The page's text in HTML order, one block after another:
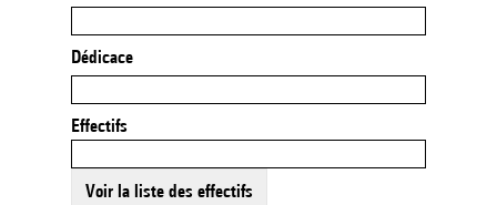
Dédicace
Effectifs
Voir la liste des effectifs